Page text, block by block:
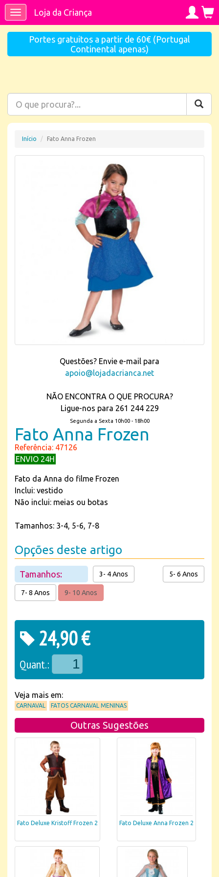
ToggleLoja da Criança
Portes gratuitos a partir de 60€ (Portugal
Continental apenas)
Início Fato Anna Frozen
Questões? Envie e-mail para
apoio@lojadacrianca.net
NÃO ENCONTRA O QUE PROCURA?
Ligue-nos para 261 244 229
Segunda a Sexta 10h00 - 18h00
Fato Anna Frozen
Referência: 47126
ENVIO 24H
Fato da Anna do filme Frozen
Inclui: vestido
Não inclui: meias ou botas
Tamanhos: 3-4, 5-6, 7-8
Opções deste artigo
Tamanhos: 3- 4 Anos 5- 6 Anos
7- 8 Anos 9- 10 Anos
24,90 €
Quant.:
Veja mais em:
CARNAVAL FATOS CARNAVAL MENINAS
Outras Sugestões
Fato Deluxe Kristoff Frozen 2 Fato Deluxe Anna Frozen 2